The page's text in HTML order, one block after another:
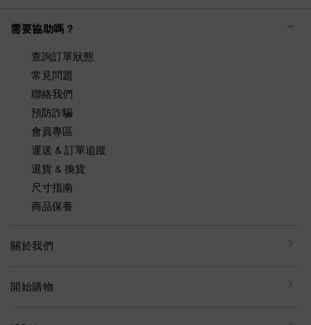
需要協助嗎？
查詢訂單狀態
常見問題
聯絡我們
預防詐騙
會員專區
運送 & 訂單追蹤
退貨 & 換貨
尺寸指南
商品保養
關於我們
開始購物